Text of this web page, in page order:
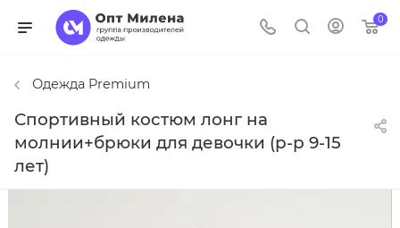
0
Одежда Premium
Спортивный костюм лонг на
молнии+брюки для девочки (р-р 9-15
лет)